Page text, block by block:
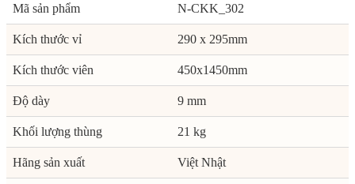
Mã sản phẩm N-CKK_302
Kích thước vỉ 290 x 295mm
Kích thước viên 450x1450mm
Độ dày 9 mm
Khối lượng thùng 21 kg
Hãng sản xuất Việt Nhật